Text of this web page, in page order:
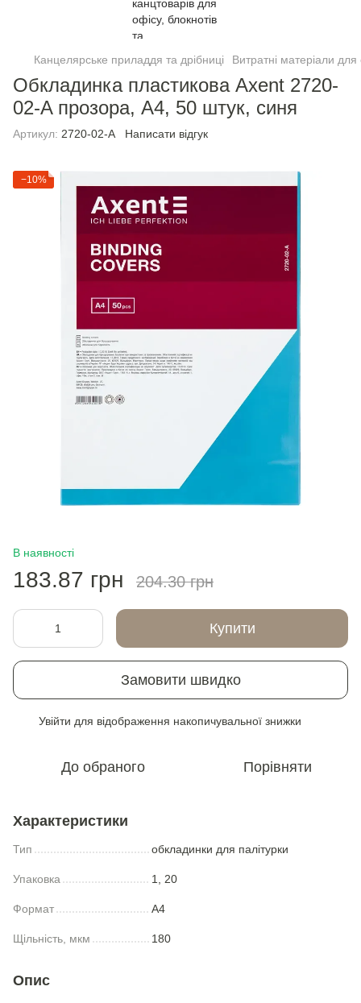
Канцелярське приладдя та дрібниці Витратні матеріали для
Обкладинка пластикова Axent 2720-
02-A прозора, А4, 50 штук, синя
Артикул: 2720-02-A Написати відгук
−10%
В наявності
183.87 грн 204.30 грн
Купити
Замовити швидко
Увійти для відображення накопичувальної знижки
До обраного Порівняти
Характеристики
Тип обкладинки для палітурки
Упаковка 1, 20
Формат A4
Щільність, мкм 180
Опис